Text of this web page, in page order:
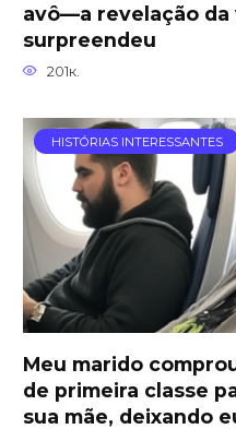
avô—a revelação da
surpreendeu
201к.
HISTÓRIAS INTERESSANTES
Meu marido
de primeira classe
sua mãe, deixando